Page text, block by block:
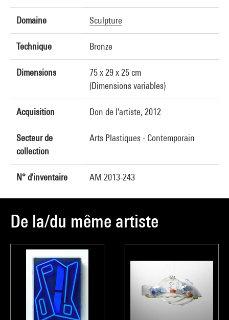
Domaine Sculpture
Technique Bronze
Dimensions
75 x 29 x 25 cm
(Dimensions variables)
Acquisition Don de l'artiste, 2012
Secteur de
collection
Arts Plastiques - Contemporain
N° d'inventaire AM 2013-243
De la/du même artiste